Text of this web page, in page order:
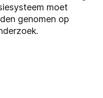
moet
genomen op